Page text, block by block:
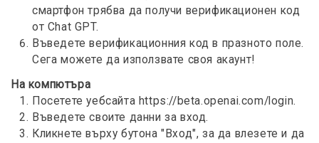
смартфон трябва да получи верификационен код
от Chat GPT.
Въведете верификационния код в празното поле.
Сега можете да използвате своя акаунт!
На компютъра
Посетете уебсайта https://beta.openai.com/login.
Въведете своите данни за вход.
Кликнете върху бутона "Вход", за да влезете и да